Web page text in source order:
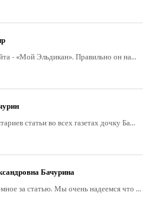
- «Мой Эльдикан». Правильно он на...
статьи во всех газетах дочку Ба...
Бачурина
за статью. Мы очень надеемся что ...